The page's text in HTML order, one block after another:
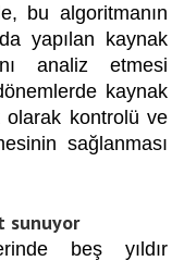
bu algoritmanın
yapılan kaynak
analiz etmesi
kaynak
olarak kontrolü ve
sağlanması
sunuyor
beş yıldır